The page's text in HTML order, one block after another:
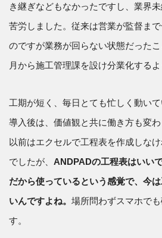
き継ぎなどもなかったですし、業界
苦労しました。従来は営業が監督ま
のですが業務が回らない状態だった
月から施工管理課を設け分業化するよ
工期が短く、毎日とても忙しく動い
導入後は、価値観と共に働き方も変わ
以前はエクセルで工程表を作成しな
でしたが、 ANDPADの工程表はいい
だから使っているという感覚で、今
いんですよね。 場所問わずスマホで
す。